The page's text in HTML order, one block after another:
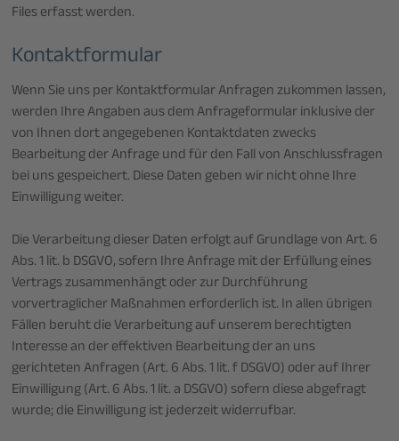
Files erfasst werden.
Kontaktformular
Wenn Sie uns per Kontaktformular Anfragen zukommen lassen,
werden Ihre Angaben aus dem Anfrageformular inklusive der
von Ihnen dort angegebenen Kontaktdaten zwecks
Bearbeitung der Anfrage und für den Fall von Anschlussfragen
bei uns gespeichert. Diese Daten geben wir nicht ohne Ihre
Einwilligung weiter.
Die Verarbeitung dieser Daten erfolgt auf Grundlage von Art. 6
Abs. 1 lit. b DSGVO, sofern Ihre Anfrage mit der Erfüllung eines
Vertrags zusammenhängt oder zur Durchführung
vorvertraglicher Maßnahmen erforderlich ist. In allen übrigen
Fällen beruht die Verarbeitung auf unserem berechtigten
Interesse an der effektiven Bearbeitung der an uns
gerichteten Anfragen (Art. 6 Abs. 1 lit. f DSGVO) oder auf Ihrer
Einwilligung (Art. 6 Abs. 1 lit. a DSGVO) sofern diese abgefragt
wurde; die Einwilligung ist jederzeit widerrufbar.